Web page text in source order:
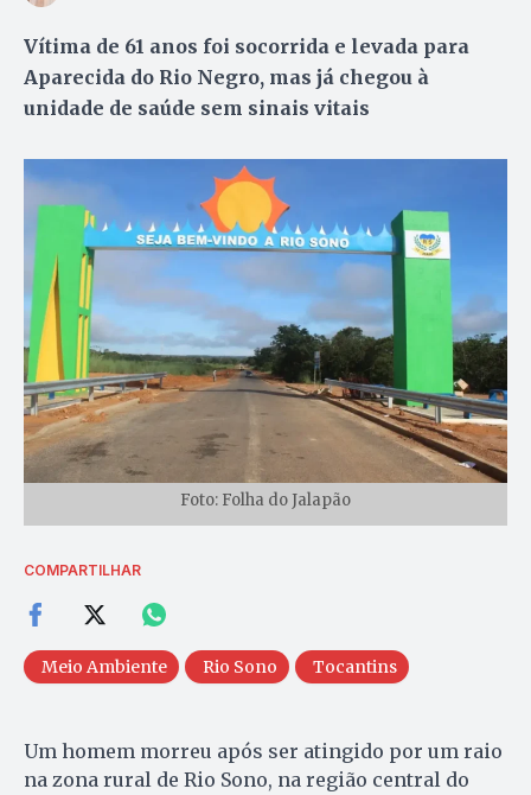
Vítima de 61 anos foi socorrida e levada para
Aparecida do Rio Negro, mas já chegou à
unidade de saúde sem sinais vitais
Foto: Folha do Jalapão
COMPARTILHAR
Meio Ambiente Rio Sono Tocantins
Um homem morreu após ser atingido por um raio
na zona rural de Rio Sono, na região central do